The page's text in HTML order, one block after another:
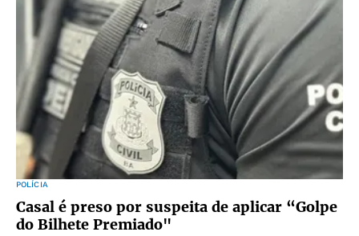
POLÍCIA
Casal é preso por suspeita de aplicar “Golpe
do Bilhete Premiado"